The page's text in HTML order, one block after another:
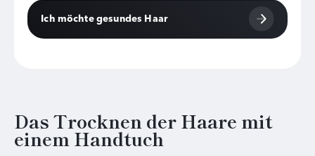
Ich möchte gesundes Haar
Das Trocknen der Haare mit
einem Handtuch